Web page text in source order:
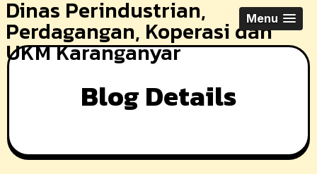
Skip
to
content
Dinas Perindustrian,
Perdagangan, Koperasi dan
UKM Karanganyar
Menu
Blog Details